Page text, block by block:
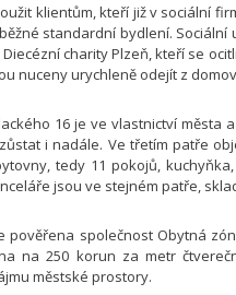
klientům, kteří již v sociální
standardní bydlení.
charity Plzeň, kteří se
nuceny urychleně odejít z
16 je ve vlastnictví města
i nadále. Ve třetím patře
tedy 11 pokojů,
jsou ve stejném patře,
pověřena společnost Obytná
na 250 korun za metr
městské prostory.